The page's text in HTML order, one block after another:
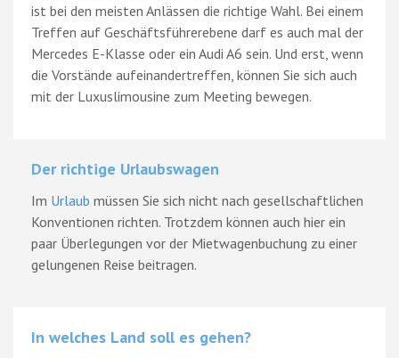
ist bei den meisten Anlässen die richtige Wahl. Bei einem
Treffen auf Geschäftsführerebene darf es auch mal der
Mercedes E-Klasse oder ein Audi A6 sein. Und erst, wenn
die Vorstände aufeinandertreffen, können Sie sich auch
mit der Luxuslimousine zum Meeting bewegen.
Der richtige Urlaubswagen
Im Urlaub müssen Sie sich nicht nach gesellschaftlichen
Konventionen richten. Trotzdem können auch hier ein
paar Überlegungen vor der Mietwagenbuchung zu einer
gelungenen Reise beitragen.
In welches Land soll es gehen?